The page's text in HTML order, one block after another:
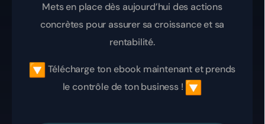
Mets en place dès aujourd’hui des actions
concrètes pour assurer sa croissance et sa
rentabilité.
Télécharge ton ebook maintenant et prends
le contrôle de ton business !